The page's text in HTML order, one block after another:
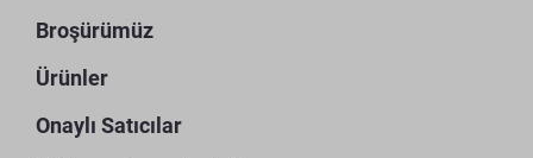
Broşürümüz
Ürünler
Onaylı Satıcılar